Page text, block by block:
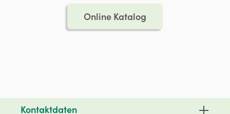
Online Katalog
Kontaktdaten